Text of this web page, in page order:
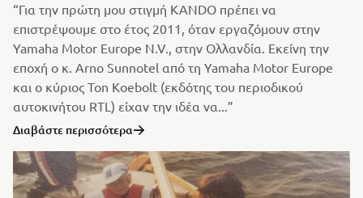
“Για την πρώτη μου στιγμή KANDO πρέπει να
επιστρέψουμε στο έτος 2011, όταν εργαζόμουν στην
Yamaha Motor Europe N.V., στην Ολλανδία. Εκείνη την
εποχή ο κ. Arno Sunnotel από τη Yamaha Motor Europe
και ο κύριος Ton Koebolt (εκδότης του περιοδικού
αυτοκινήτου RTL) είχαν την ιδέα να...”
Διαβάστε περισσότερα